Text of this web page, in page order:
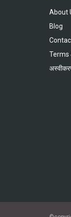
About
Blog
Terms